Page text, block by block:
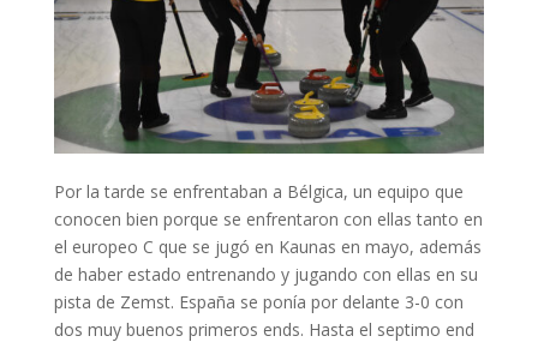
Por la tarde se enfrentaban a Bélgica, un equipo que
conocen bien porque se enfrentaron con ellas tanto en
el europeo C que se jugó en Kaunas en mayo, además
de haber estado entrenando y jugando con ellas en su
pista de Zemst. España se ponía por delante 3-0 con
dos muy buenos primeros ends. Hasta el septimo end